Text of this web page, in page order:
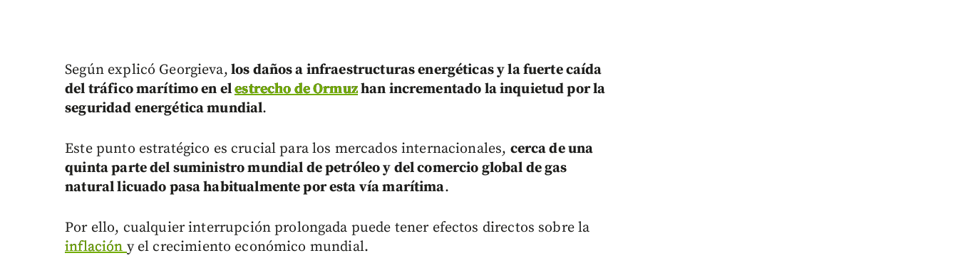
Según explicó Georgieva, los daños a infraestructuras energéticas y la fuerte caída
del tráfico marítimo en elestrecho de Ormuzhan incrementado la inquietud por la
seguridad energética mundial.
Este punto estratégico es crucial para los mercados internacionales, cerca de una
quinta parte del suministro mundial de petróleo y del comercio global de gas
natural licuado pasa habitualmente por esta vía marítima.
Por ello, cualquier interrupción prolongada puede tener efectos directos sobre la
inflación y el crecimiento económico mundial.